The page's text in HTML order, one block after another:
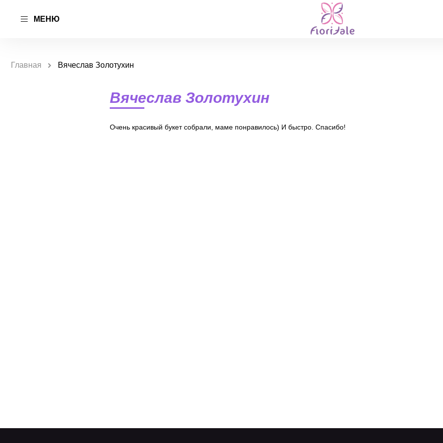
МЕНЮ
Главная Вячеслав Золотухин
Вячеслав Золотухин
Очень красивый букет собрали, маме понравилось) И быстро. Спасибо!